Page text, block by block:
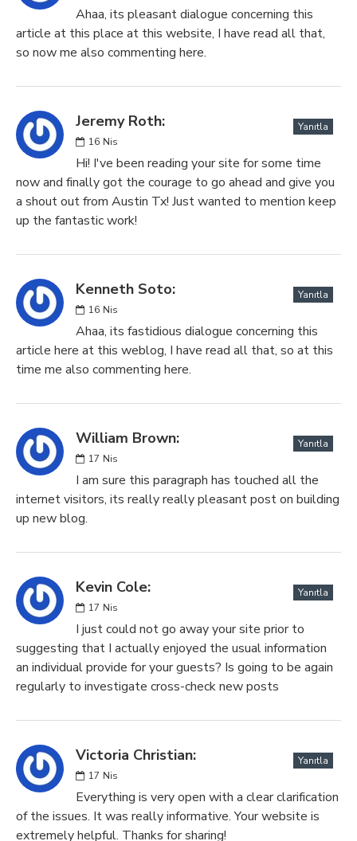
Ahaa, its pleasant dialogue concerning this
article at this place at this website, I have read all that,
so now me also commenting here.
Jeremy Roth:
16 Nis
Yanıtla
Hi! I've been reading your site for some time
now and finally got the courage to go ahead and give you
a shout out from Austin Tx! Just wanted to mention keep
up the fantastic work!
Kenneth Soto:
16 Nis
Yanıtla
Ahaa, its fastidious dialogue concerning this
article here at this weblog, I have read all that, so at this
time me also commenting here.
William Brown:
17 Nis
Yanıtla
I am sure this paragraph has touched all the
internet visitors, its really really pleasant post on building
up new blog.
Kevin Cole:
17 Nis
Yanıtla
I just could not go away your site prior to
suggesting that I actually enjoyed the usual information
an individual provide for your guests? Is going to be again
regularly to investigate cross-check new posts
Victoria Christian:
17 Nis
Yanıtla
Everything is very open with a clear clarification
of the issues. It was really informative. Your website is
extremely helpful. Thanks for sharing!